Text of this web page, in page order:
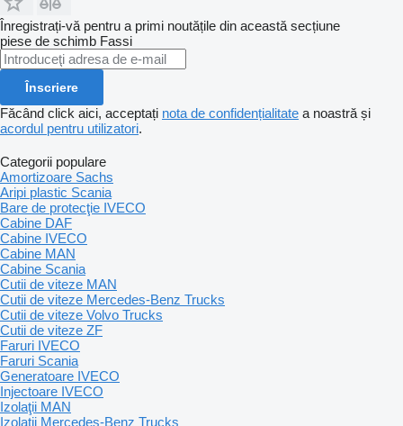
Înregistrați-vă pentru a primi noutățile din această secțiune
piese de schimb Fassi
Înscriere
Făcând click aici, acceptați nota de confidențialitate a noastră și
acordul pentru utilizatori.
Categorii populare
Amortizoare Sachs
Aripi plastic Scania
Bare de protecţie IVECO
Cabine DAF
Cabine IVECO
Cabine MAN
Cabine Scania
Cutii de viteze MAN
Cutii de viteze Mercedes-Benz Trucks
Cutii de viteze Volvo Trucks
Cutii de viteze ZF
Faruri IVECO
Faruri Scania
Generatoare IVECO
Injectoare IVECO
Izolaţii MAN
Izolaţii Mercedes-Benz Trucks